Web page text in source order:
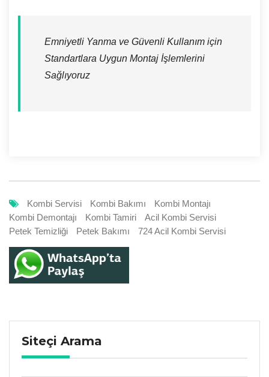
Emniyetli Yanma ve Güvenli Kullanım için
Standartlara Uygun Montaj İşlemlerini
Sağlıyoruz
Kombi Servisi Kombi Bakımı
Kombi Montajı
Kombi Demontajı
Kombi Tamiri
Acil Kombi Servisi
Petek Temizliği
Petek Bakımı 724 Acil Kombi Servisi
Siteçi Arama